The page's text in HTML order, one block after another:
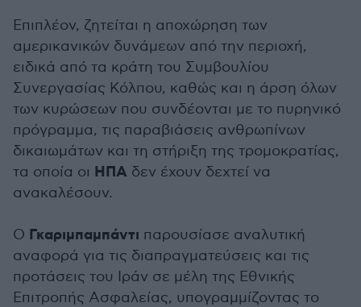
Επιπλέον, ζητείται η αποχώρηση των
αμερικανικών δυνάμεων από την περιοχή,
ειδικά από τα κράτη του Συμβουλίου
Συνεργασίας Κόλπου, καθώς και η άρση όλων
των κυρώσεων που συνδέονται με το πυρηνικό
πρόγραμμα, τις παραβιάσεις ανθρωπίνων
δικαιωμάτων και τη στήριξη της τρομοκρατίας,
τα οποία οι ΗΠΑ δεν έχουν δεχτεί να
ανακαλέσουν.
Ο Γκαριμπαμπάντι παρουσίασε αναλυτική
αναφορά για τις διαπραγματεύσεις και τις
προτάσεις του Ιράν σε μέλη της Εθνικής
Επιτροπής Ασφαλείας, υπογραμμίζοντας το